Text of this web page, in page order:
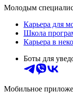
Молодым
Карьера для
Школа
Карьера в
Боты для
Мобильное